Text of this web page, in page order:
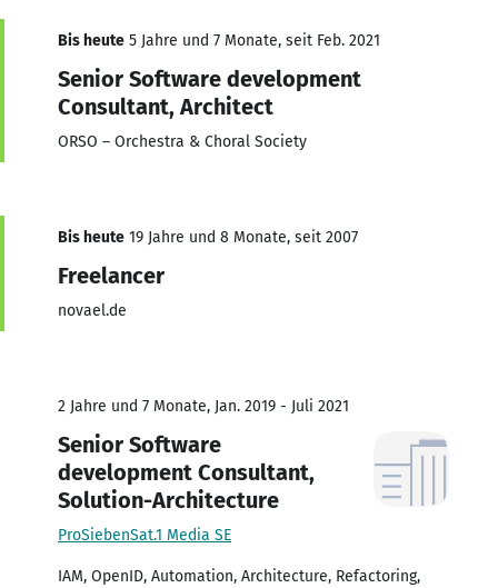
Bis heute 5 Jahre und 7 Monate, seit Feb. 2021
Senior Software development
Consultant, Architect
ORSO – Orchestra & Choral Society
Bis heute 19 Jahre und 8 Monate, seit 2007
Freelancer
novael.de
2 Jahre und 7 Monate, Jan. 2019 - Juli 2021
Senior Software
development Consultant,
Solution-Architecture
ProSiebenSat.1 Media SE
IAM, OpenID, Automation, Architecture, Refactoring,